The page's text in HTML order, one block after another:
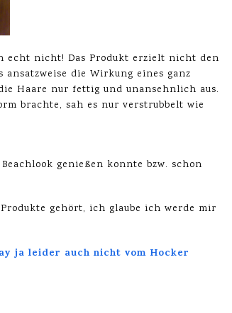
echt nicht! Das Produkt erzielt nicht den
die Wirkung eines ganz
Haare nur fettig und unansehnlich aus.
brachte, sah es nur verstrubbelt wie
genießen konnte bzw. schon
gehört, ich glaube ich werde mir
ja leider auch nicht vom Hocker